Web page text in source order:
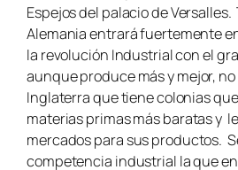
Espejos del palacio de
Alemania entrará fuertemente
la revolución Industrial con el
aunque produce más y mejor,
Inglaterra que tiene colonias
materias primas más baratas y
mercados para sus productos.
competencia industrial la que